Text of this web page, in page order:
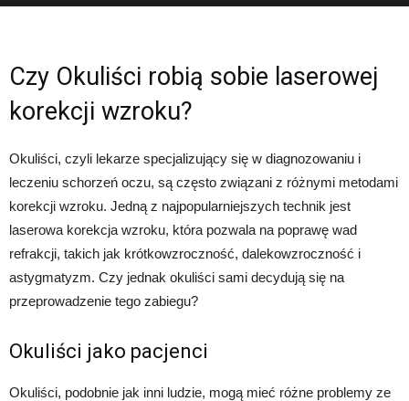
Czy Okuliści robią sobie laserowej
korekcji wzroku?
Okuliści, czyli lekarze specjalizujący się w diagnozowaniu i
leczeniu schorzeń oczu, są często związani z różnymi metodami
korekcji wzroku. Jedną z najpopularniejszych technik jest
laserowa korekcja wzroku, która pozwala na poprawę wad
refrakcji, takich jak krótkowzroczność, dalekowzroczność i
astygmatyzm. Czy jednak okuliści sami decydują się na
przeprowadzenie tego zabiegu?
Okuliści jako pacjenci
Okuliści, podobnie jak inni ludzie, mogą mieć różne problemy ze